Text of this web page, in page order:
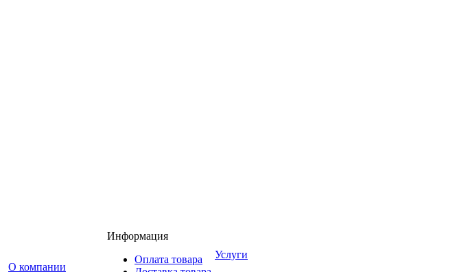
O компании
Информация
Оплата товара
Услуги